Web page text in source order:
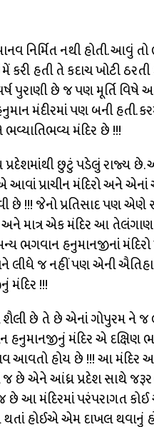
નિર્મિત નથી હોતી. આવું
મેં કરી હતી તે કદાચ ખોટી
પુરાણી છે જ પણ મૂર્તિ
મંદીરમાં પણ બની હતી.
મંદિર છે !!!
છુટું પડેલું રાજ્ય છે.
આવાં પ્રાચીન મંદિરો અને
!!! જેનો પ્રતિસાદ પણ એણે
અને માત્ર એક મંદિર આ
ભગવાન હનુમાનજીનાં
લીધે જ નહીં પણ એની
!!!
છે તે છે એનાં ગોપુરમ ને જ
હનુમાનજીનું મંદિર એ
આવતો હોય છે !!! આ
છે એને આંધ્ર પ્રદેશ સાથે જરૂર
છે આ મંદિરમાં પરંપરાગત
થતાં હોઈએ એમ દાખલ